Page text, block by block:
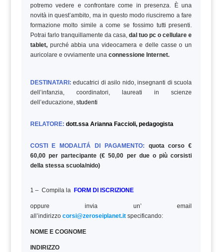
potremo vedere e confrontare come in presenza. È una
novità in quest’ambito, ma in questo modo riusciremo a fare
formazione molto simile a come se fossimo tutti presenti.
Potrai farlo tranquillamente da casa, dal tuo pc o cellulare e
tablet,purché abbia una videocamera e delle casse o un
auricolare e ovviamente una connessione Internet.
DESTINATARI: educatrici di asilo nido, insegnanti di scuola
dell’infanzia, coordinatori, laureati in scienze
dell’educazione, studenti
RELATORE: dott.ssa Arianna Faccioli, pedagogista
COSTI E MODALITÁ DI PAGAMENTO:
quota corso €
60,00 per partecipante (€ 50,00 per due o più corsisti
della stessa scuola/nido)
1 – Compila la FORM DI ISCRIZIONE
oppure invia un’ email
all’indirizzo corsi@zeroseiplanet.itspecificando:
NOME E COGNOME
INDIRIZZO